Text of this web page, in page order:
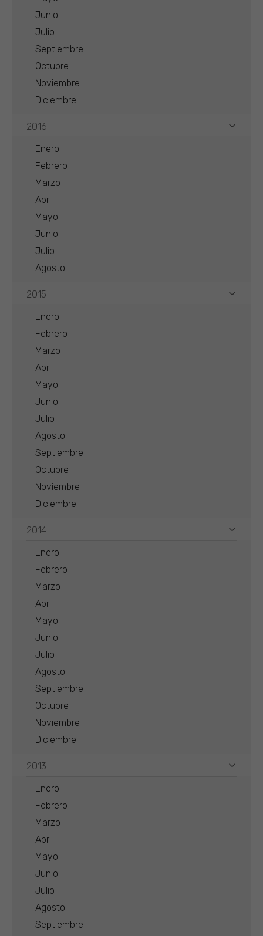
Junio
Julio
Septiembre
Octubre
Noviembre
Diciembre
2016
Enero
Febrero
Marzo
Abril
Mayo
Junio
Julio
Agosto
2015
Enero
Febrero
Marzo
Abril
Mayo
Junio
Julio
Agosto
Septiembre
Octubre
Noviembre
Diciembre
2014
Enero
Febrero
Marzo
Abril
Mayo
Junio
Julio
Agosto
Septiembre
Octubre
Noviembre
Diciembre
2013
Enero
Febrero
Marzo
Abril
Mayo
Junio
Julio
Agosto
Septiembre